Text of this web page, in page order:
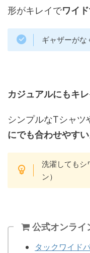
形がキレイでワイ
ギャザーがな
カジュアルにもキ
シンプルなTシャツ
にでも合わせやすい
洗濯してもシ
ン）
公式オンライ
タックワイド